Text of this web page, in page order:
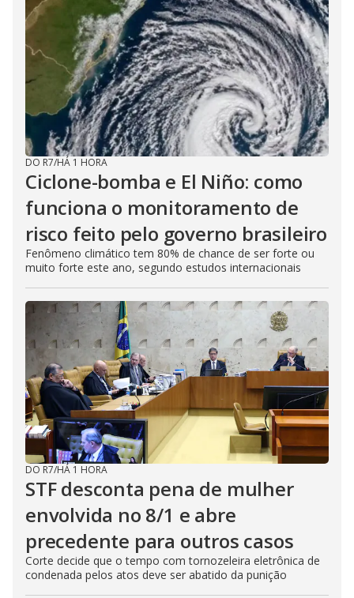
DO R7/HÁ 1 HORA
Ciclone-bomba e El Niño: como
funciona o monitoramento de
risco feito pelo governo brasileiro
Fenômeno climático tem 80% de chance de ser forte ou
muito forte este ano, segundo estudos internacionais
DO R7/HÁ 1 HORA
STF desconta pena de mulher
envolvida no 8/1 e abre
precedente para outros casos
Corte decide que o tempo com tornozeleira eletrônica de
condenada pelos atos deve ser abatido da punição